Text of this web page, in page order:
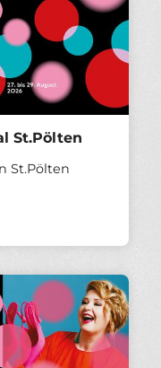
St.Pölten
St.Pölten